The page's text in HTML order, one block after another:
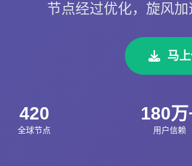
节点经过优化，旋风加
马
420
全球节点
180万
用户信赖